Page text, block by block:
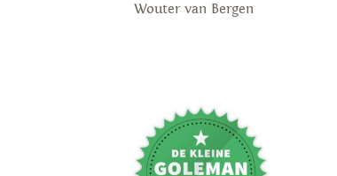
Wouter van Bergen